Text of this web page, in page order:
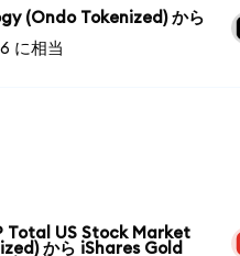
(Ondo Tokenized) から
に相当
Total US Stock Market
から iShares Gold